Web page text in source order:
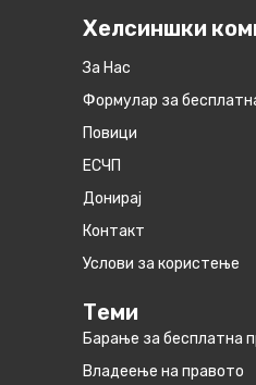
Хелсиншки
За Нас
Формулар за
Повици
ЕСЧП
Донирај
Контакт
Услови за користење
Теми
Барање за бесплатна
Владеење на правото